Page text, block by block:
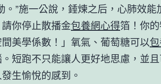
。”施一公說，錘煉之后，心肺效能
你停止散播金包養網心得箔！你
美學係數！」氧氣、葡萄糖可以
短跑不只能讓人更好地思慮，並
生愉悅的感到。